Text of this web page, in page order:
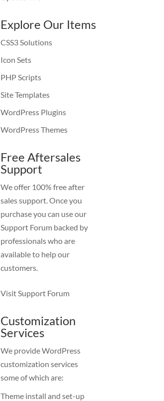
Explore Our Items
CSS3 Solutions
Icon Sets
PHP Scripts
Site Templates
WordPress Plugins
WordPress Themes
Free Aftersales
Support
We offer 100% free after
sales support. Once you
purchase you can use our
Support Forum backed by
professionals who are
available to help our
customers.
Visit Support Forum
Customization
Services
We provide WordPress
customization services
some of which are:
Theme install and set-up